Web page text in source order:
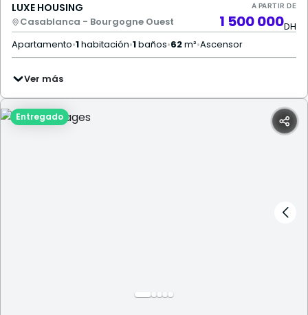
LUXE HOUSING
Casablanca - Bourgogne Ouest
A PARTIR DE
1 500 000DH
Apartamento•1habitación•1baños•62m²•Ascensor
Ver más
Entregado